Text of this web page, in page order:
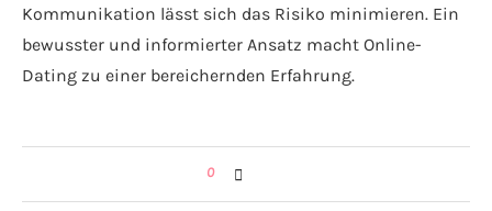
Kommunikation lässt sich das Risiko minimieren. Ein
bewusster und informierter Ansatz macht Online-
Dating zu einer bereichernden Erfahrung.
0